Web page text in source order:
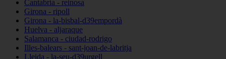
Cantabria - reinosa
Girona - ripoll
Girona - la-bisbal-d39empordà
Huelva - aljaraque
Salamanca - ciudad-rodrigo
Illes-balears - sant-joan-de-labritja
Lleida - la-seu-d39urgell